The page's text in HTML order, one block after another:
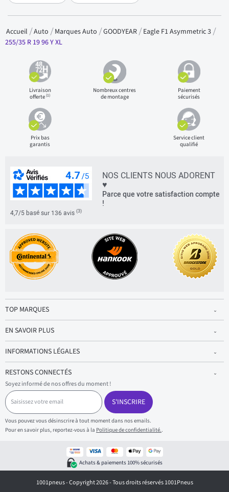
Accueil Auto Marques Auto GOODYEAR
Eagle F1 Asymmetric 3
255/35 R 19 96 Y XL
Livraison
offerte(1)
Nombreux centres
de montage
Paiement
sécurisés
Prix bas
garantis
Service client
qualifié
NOS CLIENTS NOUS ADORENT
♥
Parce que votre satisfaction compte
!
4,7/5 basé sur 136 avis (3)
TOP MARQUES
EN SAVOIR PLUS
INFORMATIONS LÉGALES
RESTONS CONNECTÉS
Soyez informé de nos offres du moment !
S
a
i
s
i
s
S'INSCRIRE
Vous pouvez vous désinscrire à tout moment dans nos emails.
Pour en savoir plus, reportez-vous à la Politique de confidentialité..
Achats & paiements 100% sécurisés
1001pneus - Copyright 2026 - Tous droits réservés 1001Pneus